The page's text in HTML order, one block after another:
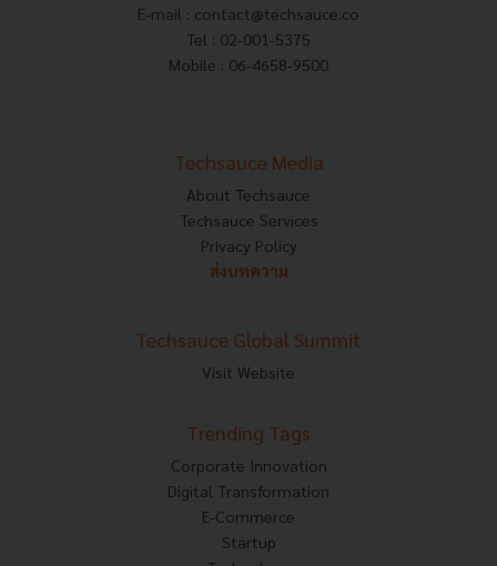
E-mail : contact@techsauce.co
Tel : 02-001-5375
Mobile : 06-4658-9500
Techsauce Media
About Techsauce
Techsauce Services
Privacy Policy
ส่งบทความ
Techsauce Global Summit
Visit Website
Trending Tags
Corporate Innovation
Digital Transformation
E-Commerce
Startup